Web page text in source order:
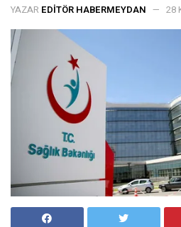
YAZAR EDITÖR HABERMEYDAN 28